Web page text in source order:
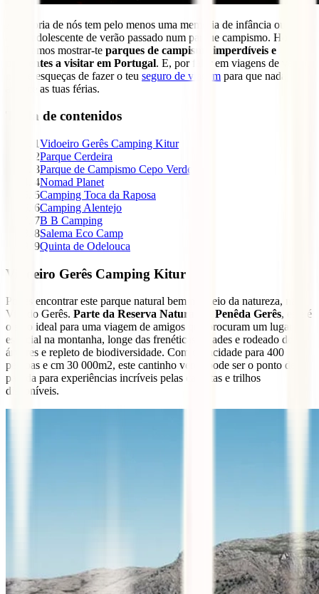
A maioria de nós tem pelo menos uma memória de infância ou um
amor adolescente de verão passado num parque campismo. Hoje, na
Iati, vamos mostrar-te parques de campismo imperdíveis e
diferentes a visitar em Portugal. E, por falar em viagens de verão,
não te esqueças de fazer o teu seguro de viagem para que nada
arruine as tuas férias.
Tabla de contenidos
1Vidoeiro Gerês Camping Kitur
2Parque Cerdeira
3Parque de Campismo Cepo Verde
4Nomad Planet
5Camping Toca da Raposa
6Camping Alentejo
7B B Camping
8Salema Eco Camp
9Quinta de Odelouca
Vidoeiro Gerês Camping Kitur
Podes encontrar este parque natural bem no meio da natureza, na
Vila do Gerês. Parte da Reserva Natural da Penêda Gerês, este é
o sítio ideal para uma viagem de amigos que procuram um lugar
especial na montanha, longe das frenéticas cidades e rodeado de
árvores e repleto de biodiversidade. Com capacidade para 400
pessoas e cm 30 000m2, este cantinho verde pode ser o ponto de
partida para experiências incríveis pelas cascatas e trilhos
disponíveis.